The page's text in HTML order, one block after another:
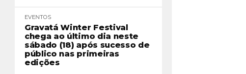
EVENTOS
Gravatá Winter Festival
chega ao último dia neste
sábado (18) após sucesso de
público nas primeiras
edições